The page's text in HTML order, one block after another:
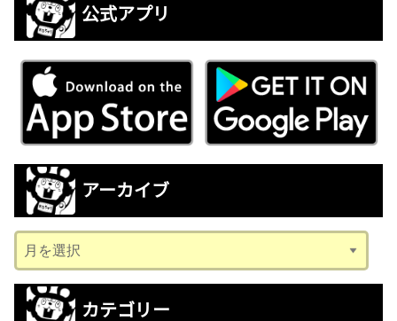
公式アプリ
アーカイブ
ー
カ
カテゴリー